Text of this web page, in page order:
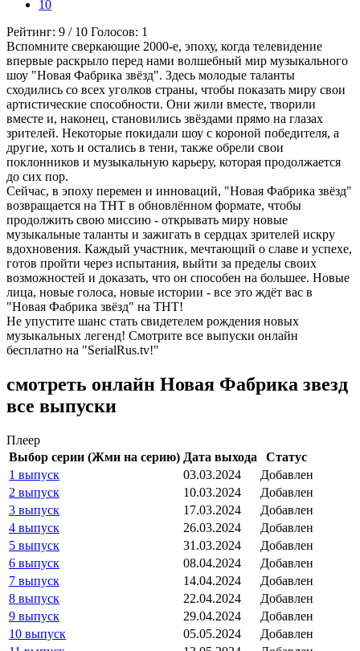
10
Рейтинг: 9 / 10 Голосов: 1
Вспомните сверкающие 2000-е, эпоху, когда телевидение
впервые раскрыло перед нами волшебный мир музыкального
шоу "Новая Фабрика звёзд". Здесь молодые таланты
сходились со всех уголков страны, чтобы показать миру свои
артистические способности. Они жили вместе, творили
вместе и, наконец, становились звёздами прямо на глазах
зрителей. Некоторые покидали шоу с короной победителя, а
другие, хоть и остались в тени, также обрели свои
поклонников и музыкальную карьеру, которая продолжается
до сих пор.
Сейчас, в эпоху перемен и инноваций, "Новая Фабрика звёзд"
возвращается на ТНТ в обновлённом формате, чтобы
продолжить свою миссию - открывать миру новые
музыкальные таланты и зажигать в сердцах зрителей искру
вдохновения. Каждый участник, мечтающий о славе и успехе,
готов пройти через испытания, выйти за пределы своих
возможностей и доказать, что он способен на большее. Новые
лица, новые голоса, новые истории - все это ждёт вас в
"Новая Фабрика звёзд" на ТНТ!
Не упустите шанс стать свидетелем рождения новых
музыкальных легенд! Смотрите все выпуски онлайн
бесплатно на "SerialRus.tv!"
смотреть онлайн Новая Фабрика звезд
все выпуски
Плеер
Выбор серии (Жми на серию) Дата выхода
Статус
1 выпуск
03.03.2024
Добавлен
2 выпуск
10.03.2024
Добавлен
3 выпуск
17.03.2024
Добавлен
4 выпуск
26.03.2024
Добавлен
5 выпуск
31.03.2024
Добавлен
6 выпуск
08.04.2024
Добавлен
7 выпуск
14.04.2024
Добавлен
8 выпуск
22.04.2024
Добавлен
9 выпуск
29.04.2024
Добавлен
10 выпуск
05.05.2024
Добавлен